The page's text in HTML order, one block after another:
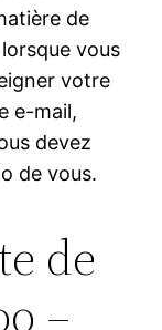
de
vous
votre
e-mail,
devez
de vous.
de
–